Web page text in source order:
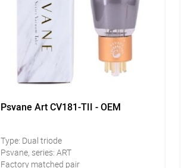
Psvane Art CV181-TII - OEM
Type: Dual triode
Psvane, series: ART
Factory matched pair